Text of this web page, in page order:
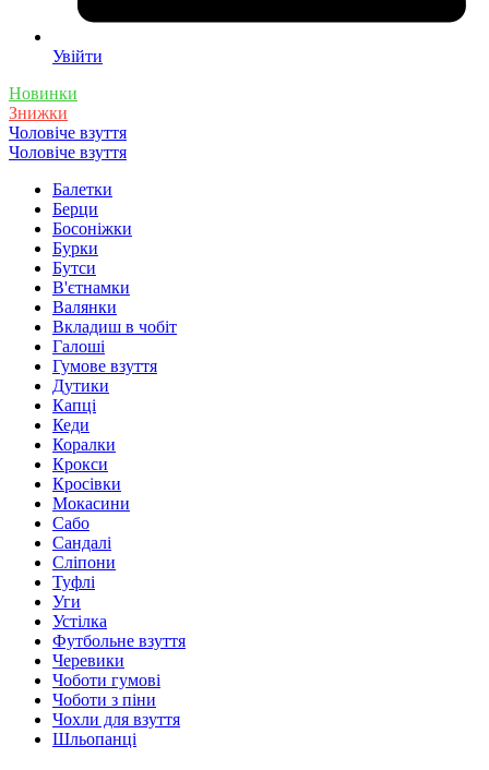
Увійти
Новинки
Знижки
Чоловіче взуття
Чоловіче взуття
Балетки
Берци
Босоніжки
Бурки
Бутси
В'єтнамки
Валянки
Вкладиш в чобіт
Галоші
Гумове взуття
Дутики
Капці
Кеди
Коралки
Крокси
Кросівки
Мокасини
Сабо
Сандалі
Сліпони
Туфлі
Уги
Устілка
Футбольне взуття
Черевики
Чоботи гумові
Чоботи з піни
Чохли для взуття
Шльопанці